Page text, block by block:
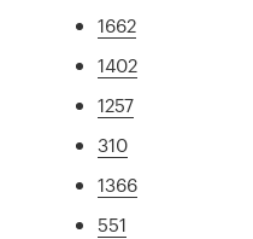
1662
1402
1257
310
1366
551